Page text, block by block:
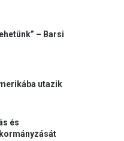
– Barsi
utazik
és